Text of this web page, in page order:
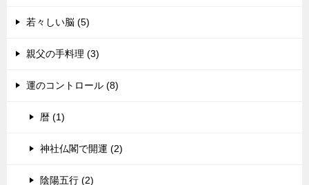
若々しい脳 (5)
親父の手料理 (3)
運のコントロール (8)
暦 (1)
神社仏閣で開運 (2)
陰陽五行 (2)